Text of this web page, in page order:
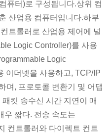
퓨터)로 구성됩니다.상위 컴
산업용 컴퓨터입니다.하부
트롤러로 산업용 제어에 널
Logic Controller)를 사용
Logic
이더넷을 사용하고, TCP/IP
며, 프로토콜 변환기 및 어댑
킷 송수신 시간 지연이 매
우 짧다. 전송 속도는
컨트롤러와 다이렉트 컨트